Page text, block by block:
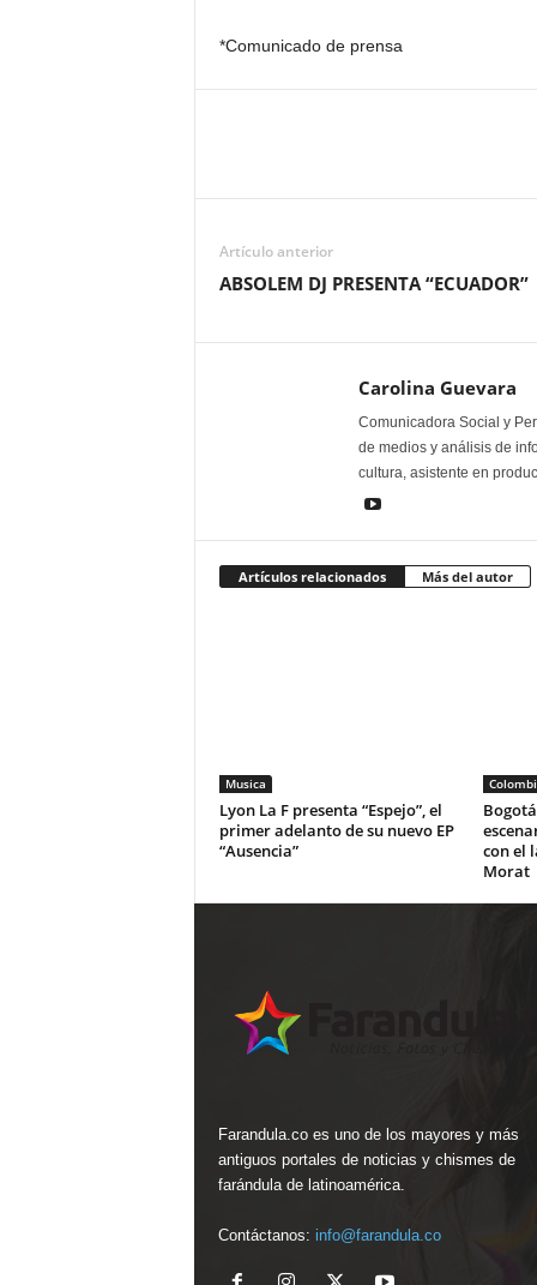
*Comunicado de prensa
Artículo anterior
ABSOLEM DJ PRESENTA “ECUADOR”
Carolina Guevara
Comunicadora Social y
de medios y análisis de
cultura, asistente en
Artículos relacionados Más del autor
Musica
Lyon La F presenta “Espejo”, el
primer adelanto de su nuevo EP
“Ausencia”
con el
Morat
Farandula.co es uno de los mayores y más
antiguos portales de noticias y chismes de
farándula de latinoamérica.
Contáctanos: info@farandula.co